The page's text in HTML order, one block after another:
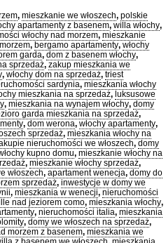
, mieszkanie we włoszech, polskie
apartamenty z basenem, willa włochy,
włochy nad morzem, mieszkanie
, bergamo apartamenty, włochy
garda, dom z basenem włochy,
sprzedaż, zakup mieszkania we
, włochy dom na sprzedaż, triest
sardynia, mieszkania włochy
mieszkania na sprzedaż, luksusowe
, mieszkania na wynajem włochy, domy
garda mieszkania na sprzedaż,
, dom werona, włochy apartamenty,
sprzedaż, mieszkania włochy na
nieruchomości we włoszech, domy
kupno domu, mieszkanie włochy na
, mieszkanie włochy sprzedaż,
włoszech, apartament wenecja, domy do
sprzedaż, inwestycje w domy we
, mieszkania w wenecji, nieruchomości
nad jeziorem como, mieszkania włochy,
, nieruchomości italia, mieszkania
, domy we włoszech na sprzedaż,
morzem z basenem, mieszkania we